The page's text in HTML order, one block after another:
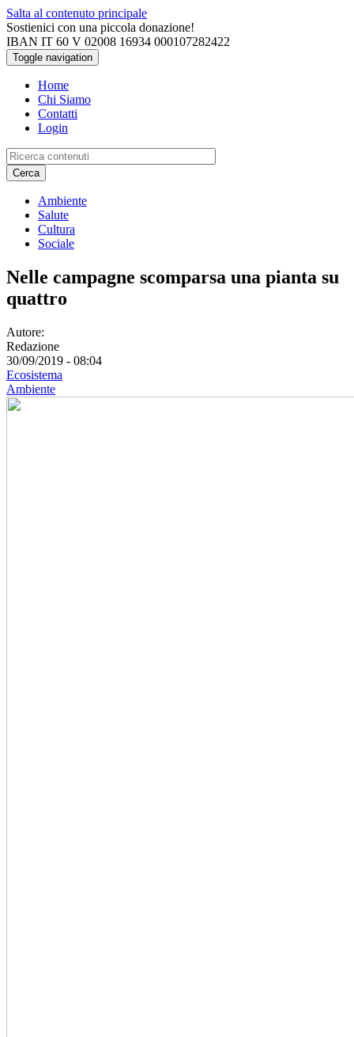
Salta al contenuto principale
Sostienici con una piccola donazione!
IBAN IT 60 V 02008 16934 000107282422
Toggle navigation
Home
Chi Siamo
Contatti
Login
Cerca
Ambiente
Salute
Cultura
Sociale
Nelle campagne scomparsa una pianta su
quattro
Autore:
Redazione
30/09/2019 - 08:04
Ecosistema
Ambiente